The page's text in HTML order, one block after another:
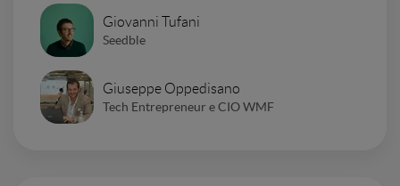
Giovanni Tufani
Seedble
Giuseppe Oppedisano
Tech Entrepreneur e CIO WMF